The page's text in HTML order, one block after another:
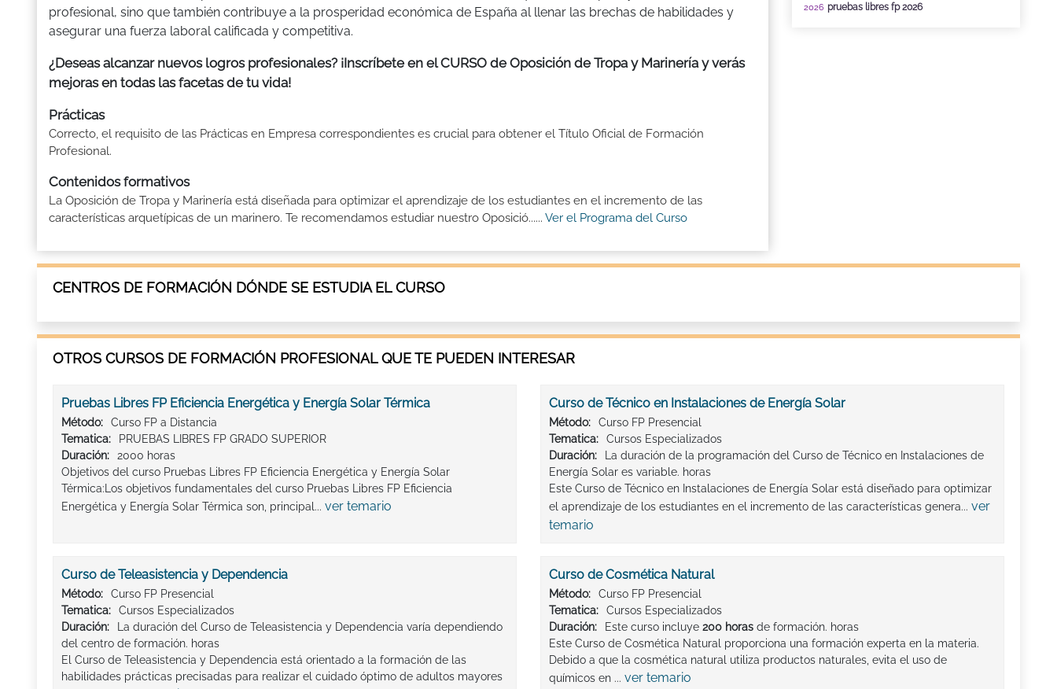
profesional, sino que también contribuye a la prosperidad económica de España al llenar las brechas de habilidades y
asegurar una fuerza laboral calificada y competitiva.
¿Deseas alcanzar nuevos logros profesionales? ¡Inscríbete en el CURSO de Oposición de Tropa y Marinería y verás
mejoras en todas las facetas de tu vida!
Prácticas
Correcto, el requisito de las Prácticas en Empresa correspondientes es crucial para obtener el Título Oficial de Formación
Profesional.
Contenidos formativos
La Oposición de Tropa y Marinería está diseñada para optimizar el aprendizaje de los estudiantes en el incremento de las
características arquetípicas de un marinero. Te recomendamos estudiar nuestro Oposició...... Ver el Programa del Curso
2026 pruebas libres fp 2026
CENTROS DE FORMACIÓN DÓNDE SE ESTUDIA EL CURSO
OTROS CURSOS DE FORMACIÓN PROFESIONAL QUE TE PUEDEN INTERESAR
Pruebas Libres FP Eficiencia Energética y Energía Solar Térmica
Método:
Curso FP a Distancia
Tematica:
PRUEBAS LIBRES FP GRADO SUPERIOR
Duración:
2000 horas
Objetivos del curso Pruebas Libres FP Eficiencia Energética y Energía Solar
Térmica:Los objetivos fundamentales del curso Pruebas Libres FP Eficiencia
Energética y Energía Solar Térmica son, principal... ver temario
Curso de Técnico en Instalaciones de Energía Solar
Método:
Curso FP Presencial
Tematica:
Cursos Especializados
Duración:
La duración de la programación del Curso de Técnico en Instalaciones de
Energía Solar es variable. horas
Este Curso de Técnico en Instalaciones de Energía Solar está diseñado para optimizar
el aprendizaje de los estudiantes en el incremento de las características genera... ver
temario
Curso de Teleasistencia y Dependencia
Método:
Curso FP Presencial
Tematica:
Cursos Especializados
Duración:
La duración del Curso de Teleasistencia y Dependencia varía dependiendo
del centro de formación. horas
El Curso de Teleasistencia y Dependencia está orientado a la formación de las
habilidades prácticas precisadas para realizar el cuidado óptimo de adultos mayores
Curso de Cosmética Natural
Método:
Curso FP Presencial
Tematica:
Cursos Especializados
Duración:
Este curso incluye 200 horas de formación. horas
Este Curso de Cosmética Natural proporciona una formación experta en la materia.
Debido a que la cosmética natural utiliza productos naturales, evita el uso de
químicos en ... ver temario